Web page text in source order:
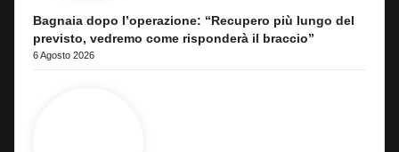
Bagnaia dopo l’operazione: “Recupero più lungo del
previsto, vedremo come risponderà il braccio”
6 Agosto 2026